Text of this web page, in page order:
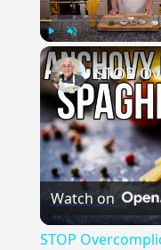
Play Unmute
Watch on
STOP